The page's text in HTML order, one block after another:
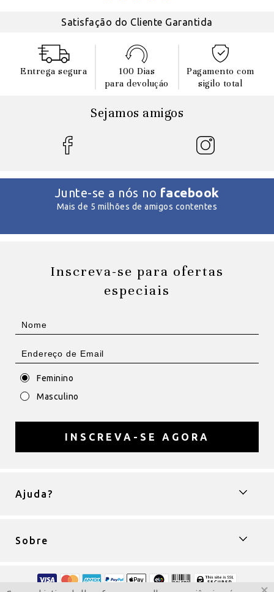
Satisfação do Cliente Garantida
Entrega segura
100 Dias
para devoluçáo
Pagamento com
sigilo total
Sejamos amigos
Junte-se a nós no facebook
Mais de 5 milhões de amigos contentes
Inscreva-se para ofertas
especiais
Feminino
Masculino
INSCREVA-SE AGORA
Ajuda?
Sobre